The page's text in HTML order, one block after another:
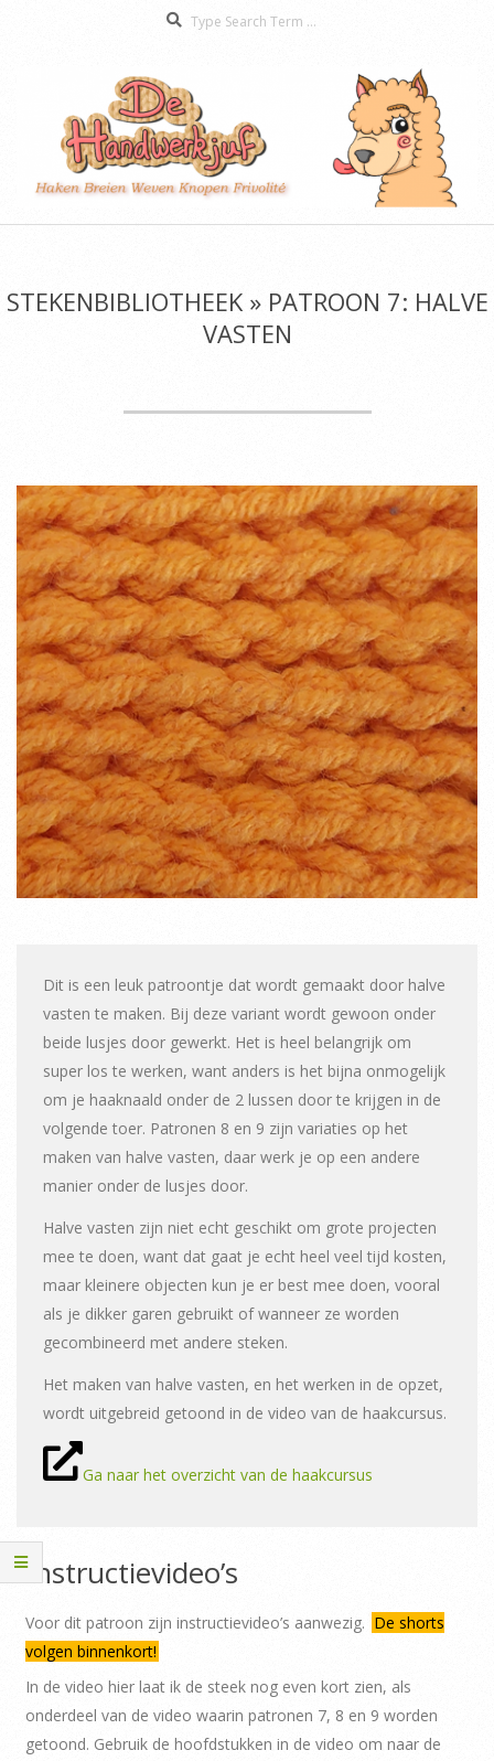
De
Menu
STEKENBIBLIOTHEEK » PATROON 7: HALVE
VASTEN
Dit is een leuk patroontje dat wordt gemaakt door halve
vasten te maken. Bij deze variant wordt gewoon onder
beide lusjes door gewerkt. Het is heel belangrijk om
super los te werken, want anders is het bijna onmogelijk
om je haaknaald onder de 2 lussen door te krijgen in de
volgende toer. Patronen 8 en 9 zijn variaties op het
maken van halve vasten, daar werk je op een andere
manier onder de lusjes door.
Halve vasten zijn niet echt geschikt om grote projecten
mee te doen, want dat gaat je echt heel veel tijd kosten,
maar kleinere objecten kun je er best mee doen, vooral
als je dikker garen gebruikt of wanneer ze worden
gecombineerd met andere steken.
Het maken van halve vasten, en het werken in de opzet,
wordt uitgebreid getoond in de video van de haakcursus.
Ga naar het overzicht van de haakcursus
Instructievideo’s
Voor dit patroon zijn instructievideo’s aanwezig. De shorts
volgen binnenkort!
In de video hier laat ik de steek nog even kort zien, als
onderdeel van de video waarin patronen 7, 8 en 9 worden
getoond. Gebruik de hoofdstukken in de video om naar de